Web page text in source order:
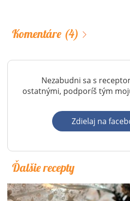
Komentáre (4)
Nezabudni sa s
ostatnými, podporíš tým
Zdielaj na
Ďalšie recepty